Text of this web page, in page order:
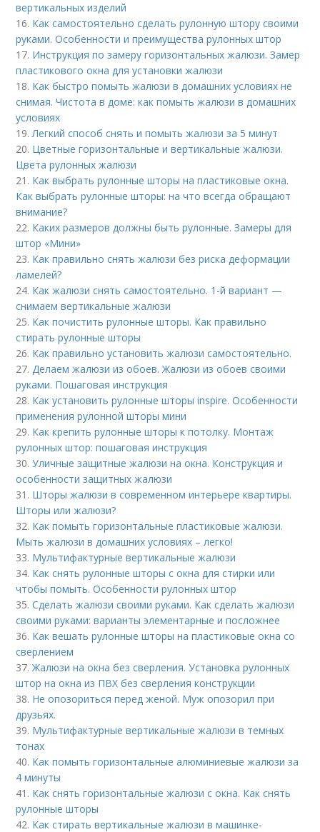
вертикальных изделий
16. Как самостоятельно сделать рулонную штору своими
руками. Особенности и преимущества рулонных штор
17. Инструкция по замеру горизонтальных жалюзи. Замер
пластикового окна для установки жалюзи
18. Как быстро помыть жалюзи в домашних условиях не
снимая. Чистота в доме: как помыть жалюзи в домашних
условиях
19. Легкий способ снять и помыть жалюзи за 5 минут
20. Цветные горизонтальные и вертикальные жалюзи.
Цвета рулонных жалюзи
21. Как выбрать рулонные шторы на пластиковые окна.
Как выбрать рулонные шторы: на что всегда обращают
внимание?
22. Каких размеров должны быть рулонные. Замеры для
штор «Мини»
23. Как правильно снять жалюзи без риска деформации
ламелей?
24. Как жалюзи снять самостоятельно. 1-й вариант —
снимаем вертикальные жалюзи
25. Как почистить рулонные шторы. Как правильно
стирать рулонные шторы
26. Как правильно установить жалюзи самостоятельно.
27. Делаем жалюзи из обоев. Жалюзи из обоев своими
руками. Пошаговая инструкция
28. Как установить рулонные шторы inspire. Особенности
применения рулонной шторы мини
29. Как крепить рулонные шторы к потолку. Монтаж
рулонных штор: пошаговая инструкция
30.Уличные защитные жалюзи на окна. Конструкция и
особенности защитных жалюзи
31. Шторы жалюзи в современном интерьере квартиры.
Шторы или жалюзи?
32. Как помыть горизонтальные пластиковые жалюзи.
Мыть жалюзи в домашних условиях – легко!
33. Мультифактурные вертикальные жалюзи
34. Как снять рулонные шторы с окна для стирки или
чтобы помыть. Особенности рулонных штор
35.Сделать жалюзи своими руками. Как сделать жалюзи
своими руками: варианты элементарные и посложнее
36. Как вешать рулонные шторы на пластиковые окна со
сверлением
37.Жалюзи на окна без сверления. Установка рулонных
штор на окна из ПВХ без сверления конструкции
38. Не опозориться перед женой. Муж опозорил при
друзьях.
39. Мультифактурные вертикальные жалюзи в темных
тонах
40. Как помыть горизонтальные алюминиевые жалюзи за
4 минуты
41. Как снять горизонтальные жалюзи с окна. Как снять
рулонные шторы
42. Как стирать вертикальные жалюзи в машинке-